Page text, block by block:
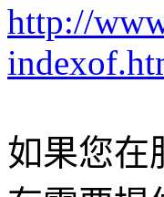
http://
如果您在